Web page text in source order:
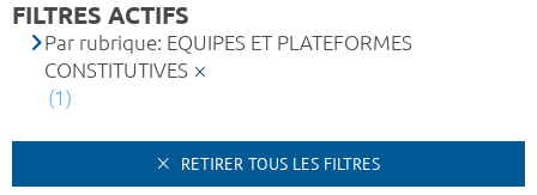
FILTRES ACTIFS
Par rubrique: EQUIPES ET PLATEFORMES
CONSTITUTIVES
(1)
RETIRER TOUS LES FILTRES